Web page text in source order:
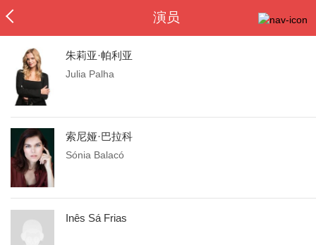
演员
朱莉亚·帕利亚
Julia Palha
索尼娅·巴拉科
Sónia Balacó
Inês Sá Frias